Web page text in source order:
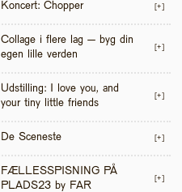
Koncert: Chopper [+]
Collage i flere lag – byg din
egen lille verden
[+]
Udstilling: I love you, and
your tiny little friends
[+]
De Sceneste [+]
FÆLLESSPISNING PÅ
PLADS23 by FAR
[+]